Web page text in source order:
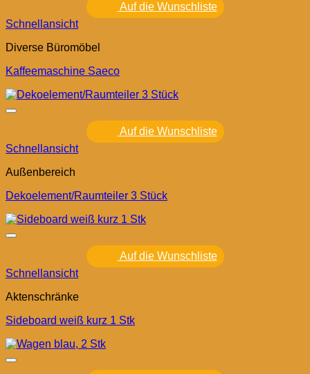
Auf die Wunschliste
Schnellansicht
Diverse Büromöbel
Kaffeemaschine Saeco
Auf die Wunschliste
Schnellansicht
Außenbereich
Dekoelement/Raumteiler 3 Stück
Auf die Wunschliste
Schnellansicht
Aktenschränke
Sideboard weiß kurz 1 Stk